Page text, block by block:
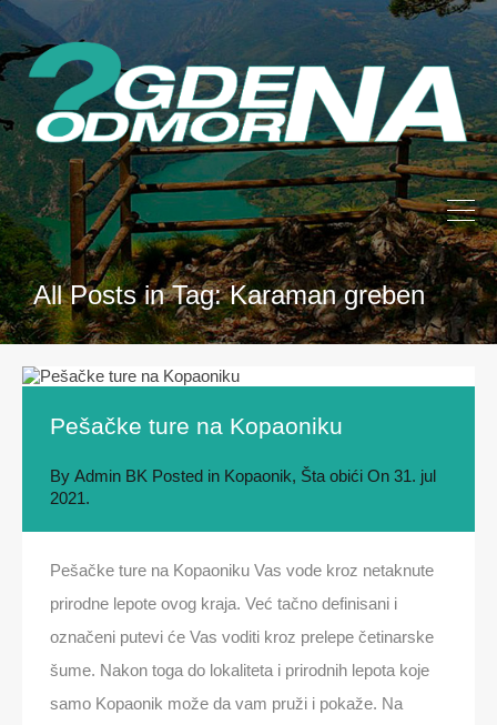
All Posts in Tag: Karaman greben
Pešačke ture na Kopaoniku
By Admin BK Posted in Kopaonik, Šta obići On 31. jul
2021.
Pešačke ture na Kopaoniku Vas vode kroz netaknute
prirodne lepote ovog kraja. Već tačno definisani i
označeni putevi će Vas voditi kroz prelepe četinarske
šume. Nakon toga do lokaliteta i prirodnih lepota koje
samo Kopaonik može da vam pruži i pokaže. Na